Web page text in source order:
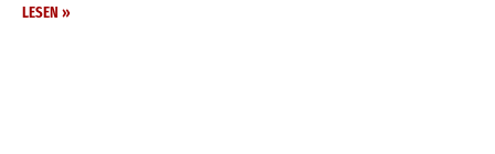
LESEN »